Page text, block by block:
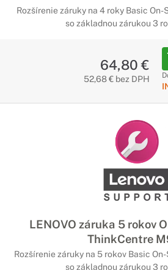
Rozšírenie záruky na 4 roky Basic
so základnou zárukou 3
64,80 €
52,68 € bez DPH
LENOVO záruka 5 rokov
ThinkCentre
Rozšírenie záruky na 5 rokov Basic
so základnou zárukou 3